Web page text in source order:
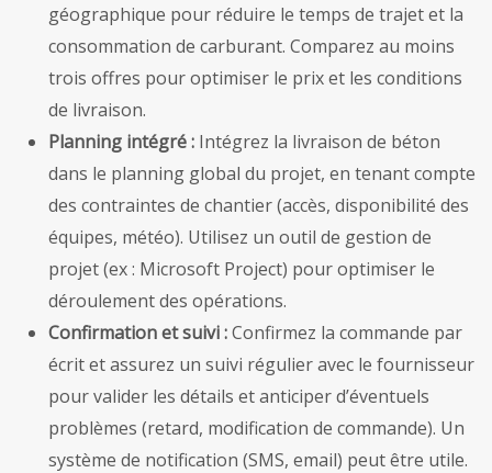
géographique pour réduire le temps de trajet et la
consommation de carburant. Comparez au moins
trois offres pour optimiser le prix et les conditions
de livraison.
Planning intégré : Intégrez la livraison de béton
dans le planning global du projet, en tenant compte
des contraintes de chantier (accès, disponibilité des
équipes, météo). Utilisez un outil de gestion de
projet (ex : Microsoft Project) pour optimiser le
déroulement des opérations.
Confirmation et suivi :Confirmez la commande par
écrit et assurez un suivi régulier avec le fournisseur
pour valider les détails et anticiper d’éventuels
problèmes (retard, modification de commande). Un
système de notification (SMS, email) peut être utile.